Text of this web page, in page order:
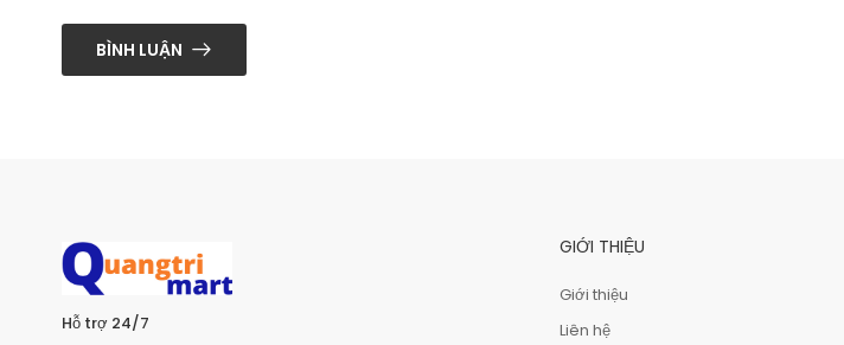
BÌNH LUẬN
Hỗ trợ 24/7
GIỚI THIỆU
Giới thiệu
Liên hệ